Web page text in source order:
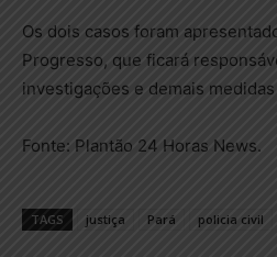
Os dois casos foram
Progresso, que ficará
investigações e demais
Fonte: Plantão 24 Horas News.
TAGS justiça Pará policia civil